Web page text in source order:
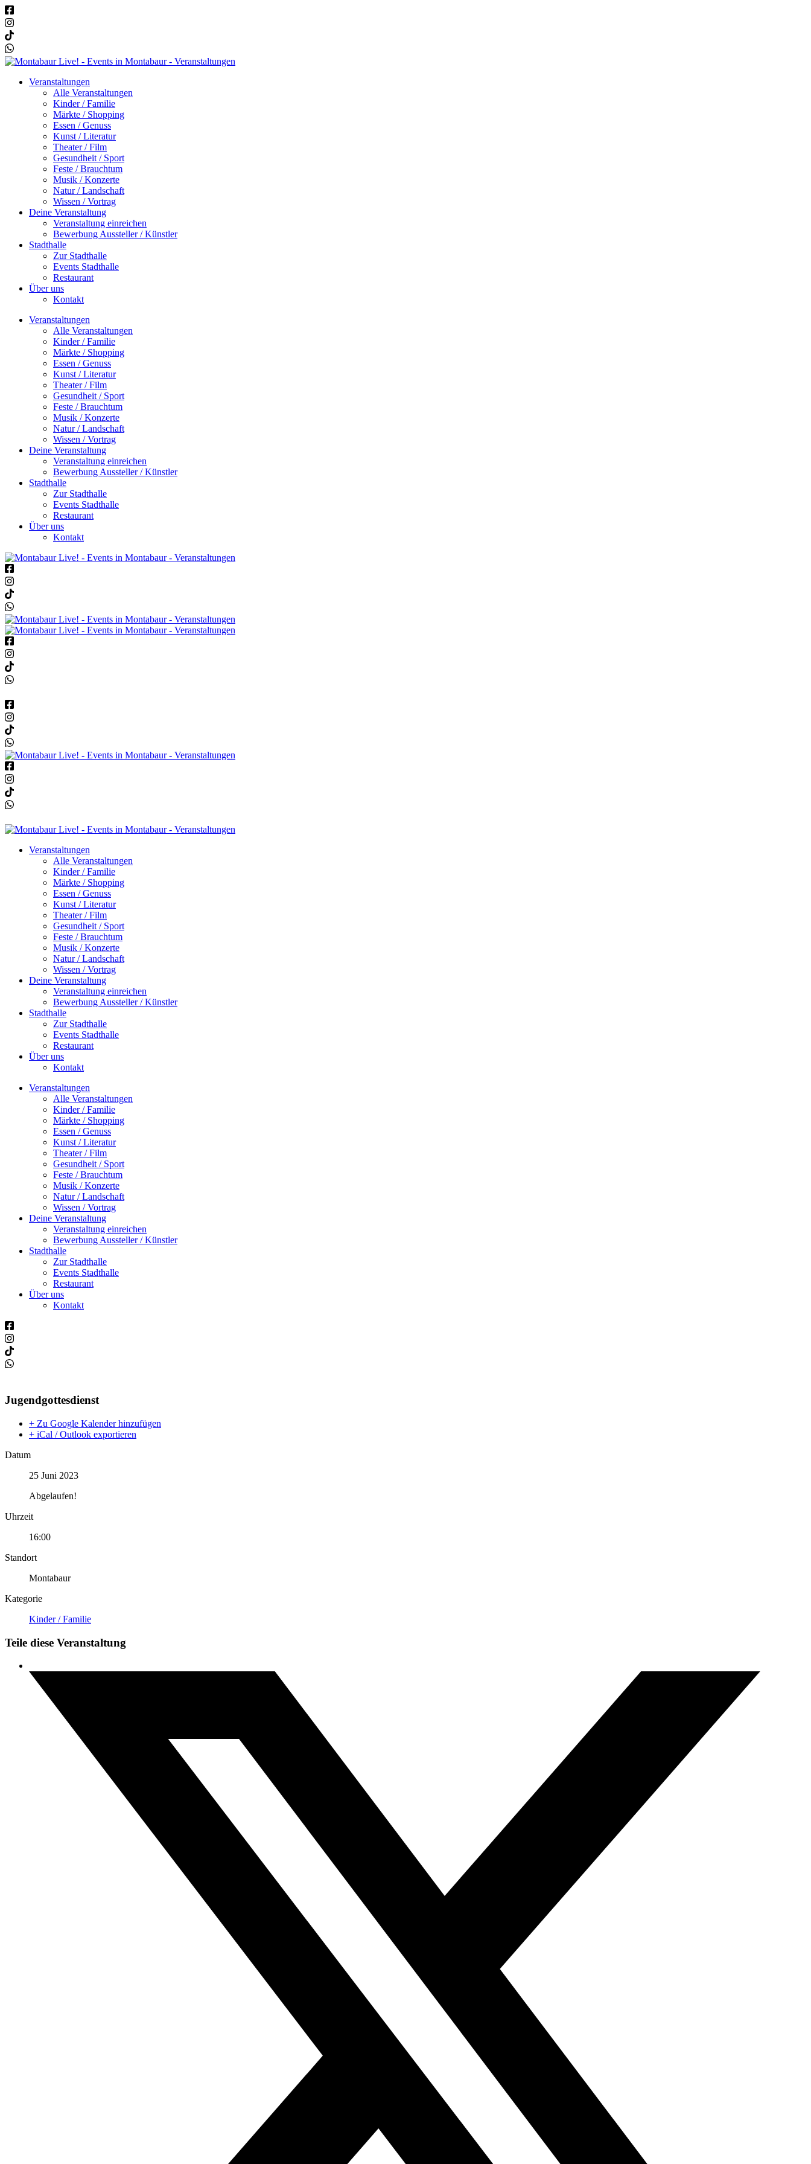
Veranstaltungen
Alle Veranstaltungen
Kinder / Familie
Märkte / Shopping
Essen / Genuss
Kunst / Literatur
Theater / Film
Gesundheit / Sport
Feste / Brauchtum
Musik / Konzerte
Natur / Landschaft
Wissen / Vortrag
Deine Veranstaltung
Veranstaltung einreichen
Bewerbung Aussteller / Künstler
Stadthalle
Zur Stadthalle
Events Stadthalle
Restaurant
Über uns
Kontakt
Veranstaltungen
Alle Veranstaltungen
Kinder / Familie
Märkte / Shopping
Essen / Genuss
Kunst / Literatur
Theater / Film
Gesundheit / Sport
Feste / Brauchtum
Musik / Konzerte
Natur / Landschaft
Wissen / Vortrag
Deine Veranstaltung
Veranstaltung einreichen
Bewerbung Aussteller / Künstler
Stadthalle
Zur Stadthalle
Events Stadthalle
Restaurant
Über uns
Kontakt
Veranstaltungen
Alle Veranstaltungen
Kinder / Familie
Märkte / Shopping
Essen / Genuss
Kunst / Literatur
Theater / Film
Gesundheit / Sport
Feste / Brauchtum
Musik / Konzerte
Natur / Landschaft
Wissen / Vortrag
Deine Veranstaltung
Veranstaltung einreichen
Bewerbung Aussteller / Künstler
Stadthalle
Zur Stadthalle
Events Stadthalle
Restaurant
Über uns
Kontakt
Veranstaltungen
Alle Veranstaltungen
Kinder / Familie
Märkte / Shopping
Essen / Genuss
Kunst / Literatur
Theater / Film
Gesundheit / Sport
Feste / Brauchtum
Musik / Konzerte
Natur / Landschaft
Wissen / Vortrag
Deine Veranstaltung
Veranstaltung einreichen
Bewerbung Aussteller / Künstler
Stadthalle
Zur Stadthalle
Events Stadthalle
Restaurant
Über uns
Kontakt
Jugendgottesdienst
+ Zu Google Kalender hinzufügen
+ iCal / Outlook exportieren
Datum
25 Juni 2023
Abgelaufen!
Uhrzeit
16:00
Standort
Montabaur
Kategorie
Kinder / Familie
Teile diese Veranstaltung